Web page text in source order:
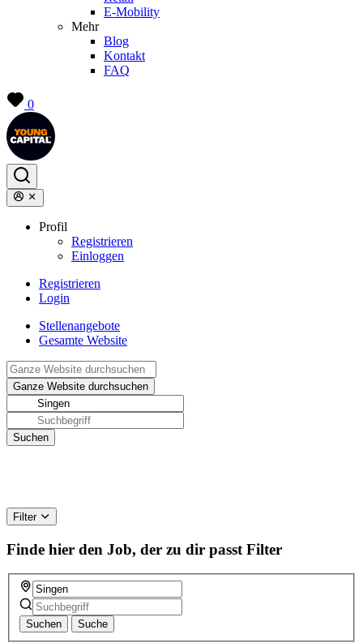
E-Mobility
Mehr
Blog
Kontakt
FAQ
0
Profil
Registrieren
Einloggen
Registrieren
Login
Stellenangebote
Gesamte Website
Filter
Finde hier den Job, der zu dir passt Filter
Suchen Suche